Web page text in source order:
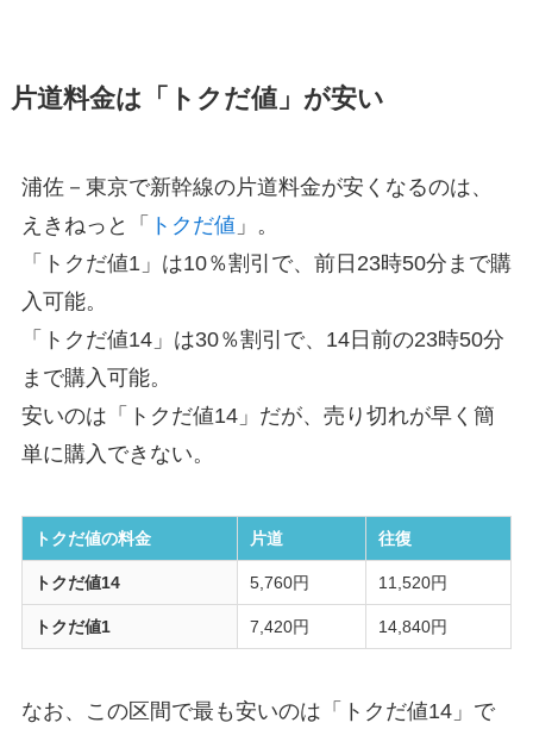
片道料金は「トクだ値」が安い
浦佐－東京で新幹線の片道料金が安くなるのは、
えきねっと「
トクだ値 」。
「トクだ値1」は10％割引で、前日23時50分まで購
入可能。
「トクだ値14」は30％割引で、14日前の23時50分
まで購入可能。
安いのは「トクだ値14」だが、売り切れが早く簡
単に購入できない。
トクだ値の料金 片道 往復
トクだ値14 5,760円 11,520円
トクだ値1 7,420円 14,840円
なお、この区間で最も安いのは「トクだ値14」で